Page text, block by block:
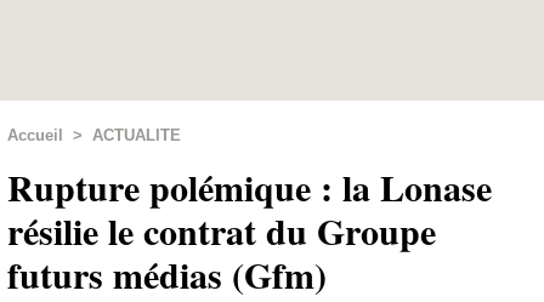
Accueil > ACTUALITE
Rupture polémique : la Lonase
résilie le contrat du Groupe
futurs médias (Gfm)